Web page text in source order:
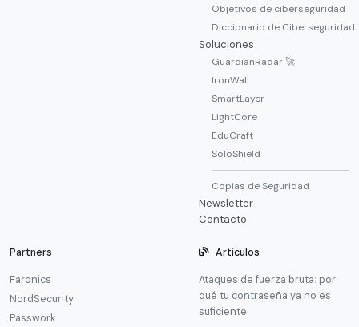
Objetivos de ciberseguridad
Diccionario de Ciberseguridad
Soluciones
GuardianRadar 🚀
IronWall
SmartLayer
LightCore
EduCraft
SoloShield
Copias de Seguridad
Newsletter
Contacto
Partners
Faronics
NordSecurity
Passwork
Artículos
Ataques de fuerza bruta: por
qué tu contraseña ya no es
suficiente